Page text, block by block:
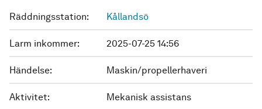
Räddningsstation: Kållandsö
Larm inkommer: 2025-07-25 14:56
Händelse: Maskin/propellerhaveri
Aktivitet: Mekanisk assistans